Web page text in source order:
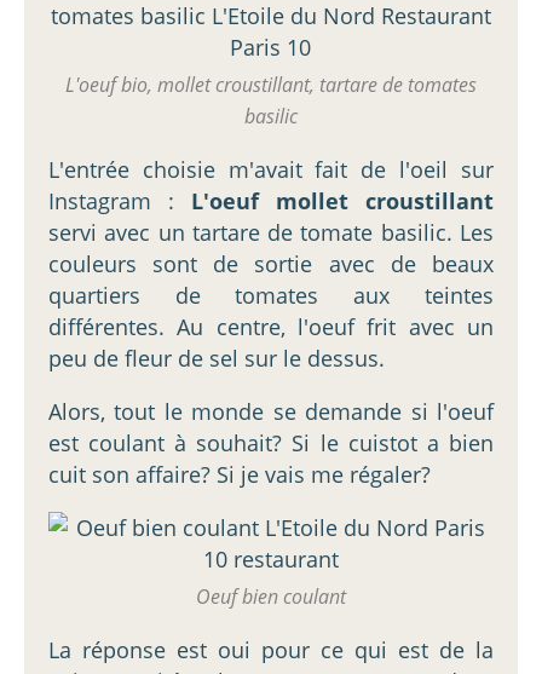
L'oeuf bio, mollet croustillant, tartare de tomates
basilic
L'entrée choisie m'avait fait de l'oeil sur
Instagram : L'oeuf mollet croustillant
servi avec un tartare de tomate basilic. Les
couleurs sont de sortie avec de beaux
quartiers de tomates aux teintes
différentes. Au centre, l'oeuf frit avec un
peu de fleur de sel sur le dessus.
Alors, tout le monde se demande si l'oeuf
est coulant à souhait? Si le cuistot a bien
cuit son affaire? Si je vais me régaler?
Oeuf bien coulant
La réponse est oui pour ce qui est de la